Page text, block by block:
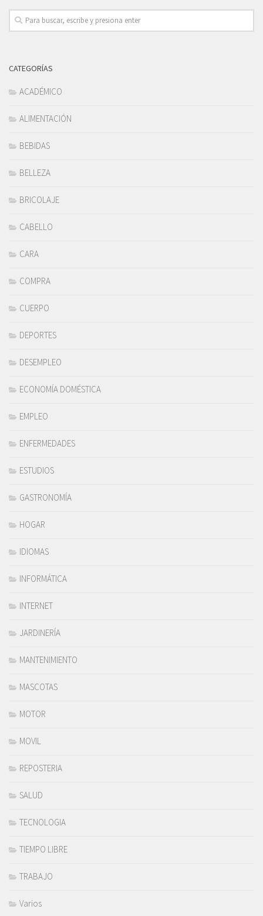
CATEGORÍAS
ACADÉMICO
ALIMENTACIÓN
BEBIDAS
BELLEZA
BRICOLAJE
CABELLO
CARA
COMPRA
CUERPO
DEPORTES
DESEMPLEO
ECONOMÍA DOMÉSTICA
EMPLEO
ENFERMEDADES
ESTUDIOS
GASTRONOMÍA
HOGAR
IDIOMAS
INFORMÁTICA
INTERNET
JARDINERÍA
MANTENIMIENTO
MASCOTAS
MOTOR
MOVIL
REPOSTERIA
SALUD
TECNOLOGIA
TIEMPO LIBRE
TRABAJO
Varios